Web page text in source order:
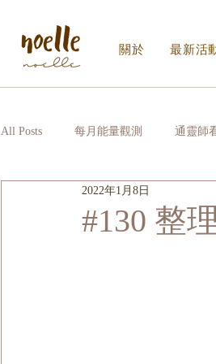
關於 最新活
All Posts 每月能量觀測 通靈師
Noelle｜Noelle Inner Circle
#130 整
2022年1月8日